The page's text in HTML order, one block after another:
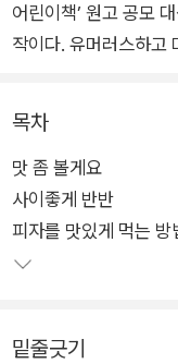
어린이책’ 원고 공모
작이다. 유머러스하고
권에 이어 이번에는 피
한다. 피자를 좋아하
까지 사로잡은 깜냥의
목차
맛 좀 볼게요
사이좋게 반반
피자를 맛있게 먹는 방
밑줄긋기